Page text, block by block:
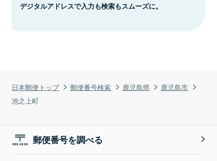
日本郵便トップ 郵便番号検索 鹿児島県
鹿児島市
池之上町
デジタルアドレスで入力も検索もスムーズに。
郵便番号を調べる